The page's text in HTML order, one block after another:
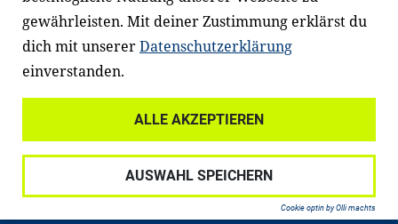
mit Ministerien, wissenschaftlichen
Einrichtungen, Verbänden, Unternehmen
und anderen Stiftungen zusammen.
Datenschutz
Haftungsausschluss
Impressum
gewährleisten. Mit deiner Zustimmung erklärst du
dich mit unsererDatenschutzerklärung
einverstanden.
ALLE AKZEPTIEREN
AUSWAHL SPEICHERN
Cookie optin by Olli machts